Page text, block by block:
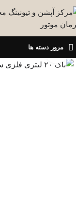
مرور دسته ها
برای بزرگنمایی